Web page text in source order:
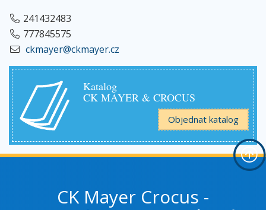
241432483
777845575
ckmayer@ckmayer.cz
Katalog
CK MAYER & CROCUS
Objednat katalog
CK Mayer Crocus -